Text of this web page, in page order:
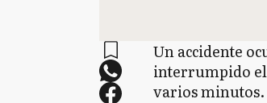
Un accidente
interrumpido el
varios minutos.